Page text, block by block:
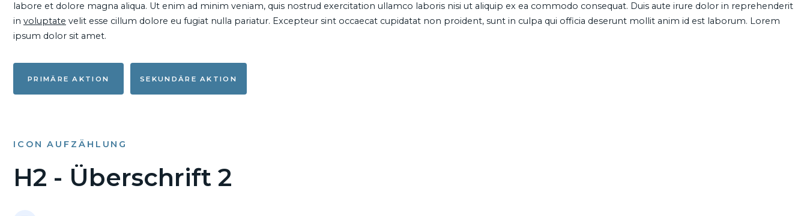
labore et dolore magna aliqua. Ut enim ad minim veniam, quis nostrud exercitation ullamco laboris nisi ut aliquip ex ea commodo consequat. Duis aute irure dolor in reprehenderit
in voluptate velit esse cillum dolore eu fugiat nulla pariatur. Excepteur sint occaecat cupidatat non proident, sunt in culpa qui officia deserunt mollit anim id est laborum. Lorem
ipsum dolor sit amet.
PRIMÄRE AKTION SEKUNDÄRE AKTION
ICON AUFZÄHLUNG
H2 - Überschrift 2